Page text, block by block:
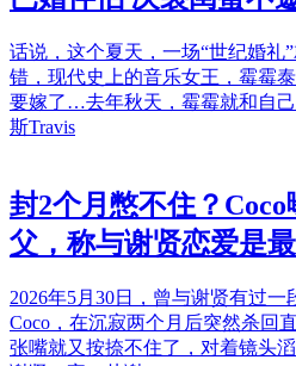
话说，这个夏天，一场“世纪婚礼
错，现代史上的音乐女王，霉霉
要嫁了…去年秋天，霉霉就和自
斯Travis
封2个月憋不住？
父，称与谢贤恋爱是
2026年5月30日，曾与谢贤有过一
Coco，在沉寂两个月后突然杀回
张嘴就又按捺不住了，对着镜头